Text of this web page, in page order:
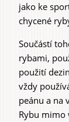
jako ke
chycené
Součástí
rybami,
použití
vždy
peánu a na
Rybu mimo